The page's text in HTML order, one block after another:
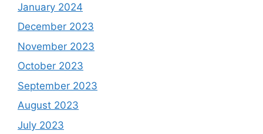
January 2024
December 2023
November 2023
October 2023
September 2023
August 2023
July 2023